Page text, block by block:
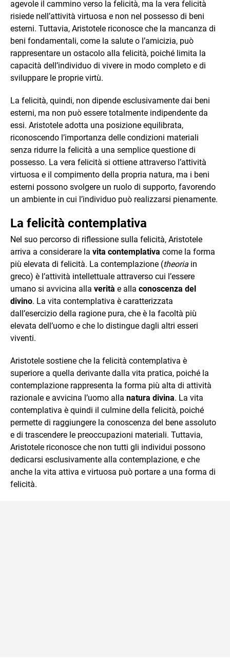
agevole il cammino verso la felicità, ma la vera felicità
risiede nell’attività virtuosa e non nel possesso di beni
esterni. Tuttavia, Aristotele riconosce che la mancanza di
beni fondamentali, come la salute o l’amicizia, può
rappresentare un ostacolo alla felicità, poiché limita la
capacità dell’individuo di vivere in modo completo e di
sviluppare le proprie virtù.
La felicità, quindi, non dipende esclusivamente dai beni
esterni, ma non può essere totalmente indipendente da
essi. Aristotele adotta una posizione equilibrata,
riconoscendo l’importanza delle condizioni materiali
senza ridurre la felicità a una semplice questione di
possesso. La vera felicità si ottiene attraverso l’attività
virtuosa e il compimento della propria natura, ma i beni
esterni possono svolgere un ruolo di supporto, favorendo
un ambiente in cui l’individuo può realizzarsi pienamente.
La felicità contemplativa
Nel suo percorso di riflessione sulla felicità, Aristotele
arriva a considerare la vita contemplativa come la forma
più elevata di felicità. La contemplazione (theoria in
greco) è l’attività intellettuale attraverso cui l’essere
umano si avvicina alla verità e alla conoscenza del
divino. La vita contemplativa è caratterizzata
dall’esercizio della ragione pura, che è la facoltà più
elevata dell’uomo e che lo distingue dagli altri esseri
viventi.
Aristotele sostiene che la felicità contemplativa è
superiore a quella derivante dalla vita pratica, poiché la
contemplazione rappresenta la forma più alta di attività
razionale e avvicina l’uomo alla natura divina. La vita
contemplativa è quindi il culmine della felicità, poiché
permette di raggiungere la conoscenza del bene assoluto
e di trascendere le preoccupazioni materiali. Tuttavia,
Aristotele riconosce che non tutti gli individui possono
dedicarsi esclusivamente alla contemplazione, e che
anche la vita attiva e virtuosa può portare a una forma di
felicità.